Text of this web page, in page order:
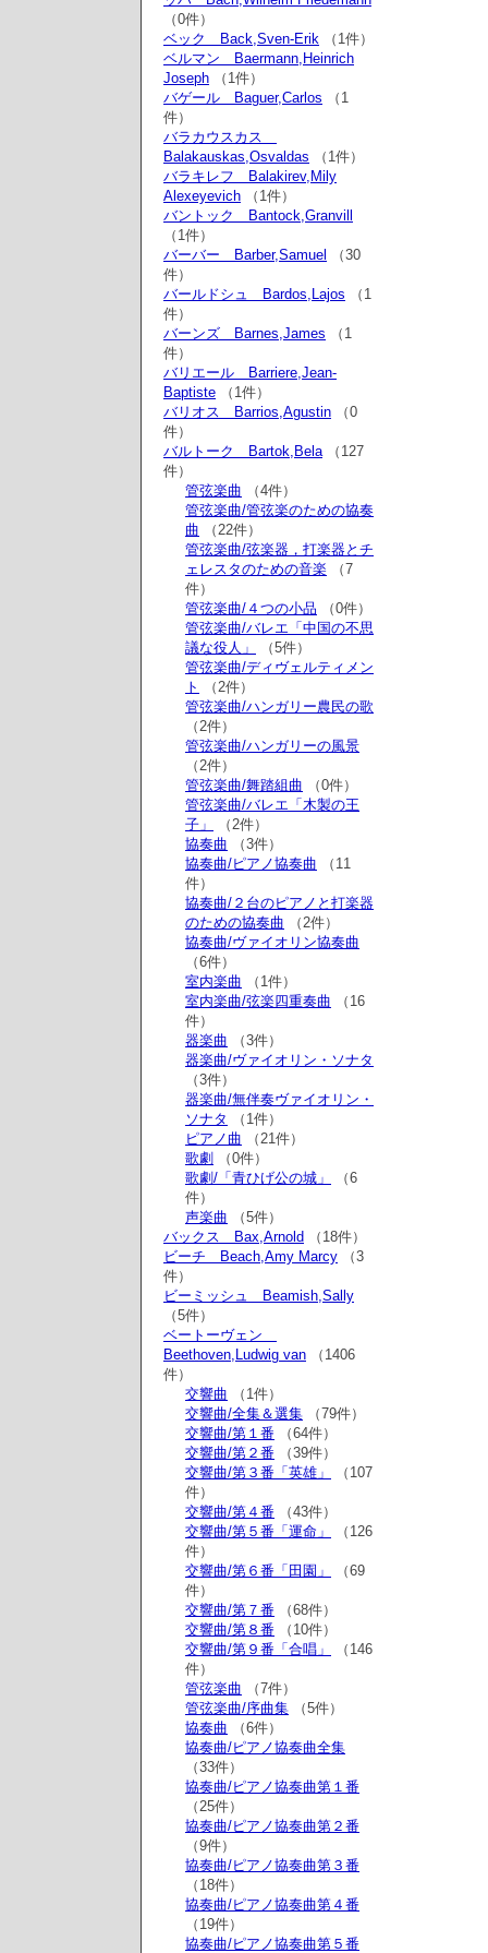
（0件）
ベック Back,Sven-Erik （1件）
ベルマン Baermann,Heinrich
Joseph （1件）
バゲール Baguer,Carlos （1
件）
バラカウスカス
Balakauskas,Osvaldas （1件）
バラキレフ Balakirev,Mily
Alexeyevich （1件）
バントック Bantock,Granvill
（1件）
バーバー Barber,Samuel
（30
件）
バールドシュ Bardos,Lajos （1
件）
バーンズ Barnes,James （1
件）
バリエール Barriere,Jean-
Baptiste （1件）
バリオス Barrios,Agustin （0
件）
バルトーク Bartok,Bela（127
件）
管弦楽曲 （4件）
管弦楽曲/管弦楽のための協奏
曲 （22件）
管弦楽曲/弦楽器，打楽器とチ
ェレスタのための音楽 （7
件）
管弦楽曲/４つの小品 （0件）
管弦楽曲/バレエ「中国の不思
議な役人」
（5件）
管弦楽曲/ディヴェルティメン
ト
（2件）
管弦楽曲/ハンガリー農民の歌
（2件）
管弦楽曲/ハンガリーの風景
（2件）
管弦楽曲/舞踏組曲 （0件）
管弦楽曲/バレエ「木製の王
子」
（2件）
協奏曲 （3件）
協奏曲/ピアノ協奏曲 （11
件）
協奏曲/２台のピアノと打楽器
のための協奏曲 （2件）
協奏曲/ヴァイオリン協奏曲
（6件）
室内楽曲 （1件）
室内楽曲/弦楽四重奏曲 （16
件）
器楽曲 （3件）
器楽曲/ヴァイオリン・ソナタ
（3件）
器楽曲/無伴奏ヴァイオリン・
ソナタ
（1件）
ピアノ曲 （21件）
歌劇
（0件）
歌劇/「青ひげ公の城」
（6
件）
声楽曲 （5件）
バックス Bax,Arnold （18件）
ビーチ Beach,Amy Marcy （3
件）
ビーミッシュ Beamish,Sally
（5件）
ベートーヴェン
Beethoven,Ludwig van （1406
件）
交響曲 （1件）
交響曲/全集＆選集 （79件）
交響曲/第１番 （64件）
交響曲/第２番 （39件）
交響曲/第３番「英雄」
（107
件）
交響曲/第４番 （43件）
交響曲/第５番「運命」
（126
件）
交響曲/第６番「田園」
（69
件）
交響曲/第７番 （68件）
交響曲/第８番 （10件）
交響曲/第９番「合唱」
（146
件）
管弦楽曲 （7件）
管弦楽曲/序曲集 （5件）
協奏曲 （6件）
協奏曲/ピアノ協奏曲全集
（33件）
協奏曲/ピアノ協奏曲第１番
（25件）
協奏曲/ピアノ協奏曲第２番
（9件）
協奏曲/ピアノ協奏曲第３番
（18件）
協奏曲/ピアノ協奏曲第４番
（19件）
協奏曲/ピアノ協奏曲第５番